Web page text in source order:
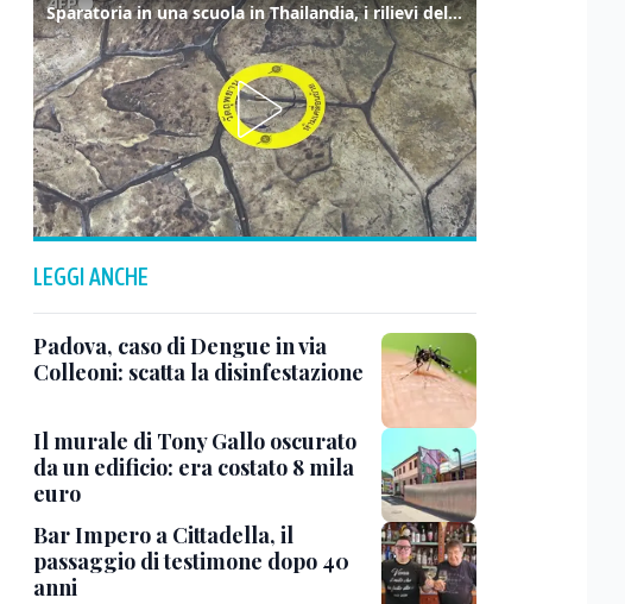
Sparatoria in una scuola in Thailandia, i rilievi della polizia
LEGGI ANCHE
Padova, caso di Dengue in via
Colleoni: scatta la disinfestazione
Il murale di Tony Gallo oscurato
da un edificio: era costato 8 mila
euro
Bar Impero a Cittadella, il
passaggio di testimone dopo 40
anni